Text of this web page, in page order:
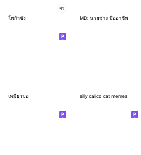
โพก้าซัง MD: นายช่าง มืออาชีพ
เหมียวขอ silly calico cat memes